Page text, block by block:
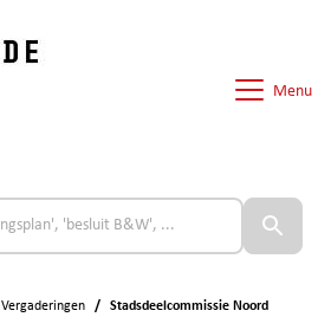
Menu
Vergaderingen Stadsdeelcommissie Noord